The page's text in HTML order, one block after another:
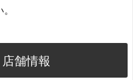
舗情報